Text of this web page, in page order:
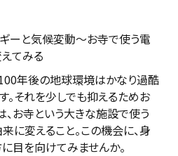
ーと気候変動〜お寺で使う電
てみる
年後の地球環境はかなり過酷
。それを少しでも抑えるためお
お寺という大きな施設で使う
に変えること。この機会に、身
目を向けてみませんか。